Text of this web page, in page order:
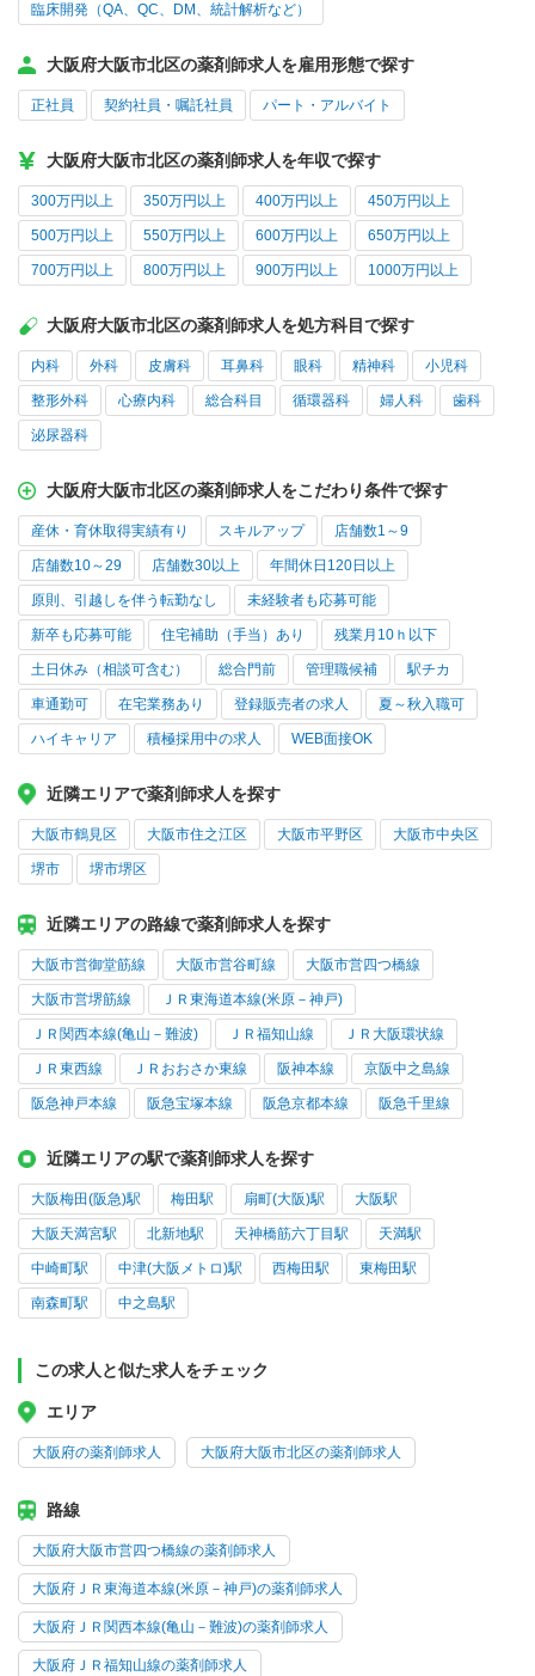
臨床開発（QA、QC、DM、統計解析など）
大阪府大阪市北区の薬剤師求人を雇用形態で探す
正社員 契約社員・嘱託社員 パート・アルバイト
大阪府大阪市北区の薬剤師求人を年収で探す
300万円以上 350万円以上 400万円以上 450万円以上
500万円以上 550万円以上 600万円以上 650万円以上
700万円以上 800万円以上 900万円以上 1000万円以上
大阪府大阪市北区の薬剤師求人を処方科目で探す
内科 外科 皮膚科 耳鼻科 眼科 精神科 小児科
整形外科 心療内科 総合科目 循環器科 婦人科 歯科
泌尿器科
大阪府大阪市北区の薬剤師求人をこだわり条件で探す
産休・育休取得実績有り スキルアップ 店舗数1～9
店舗数10～29 店舗数30以上 年間休日120日以上
原則、引越しを伴う転勤なし 未経験者も応募可能
新卒も応募可能 住宅補助（手当）あり 残業月10ｈ以下
土日休み（相談可含む） 総合門前 管理職候補 駅チカ
車通勤可 在宅業務あり 登録販売者の求人 夏～秋入職可
ハイキャリア 積極採用中の求人 WEB面接OK
近隣エリアで薬剤師求人を探す
大阪市鶴見区 大阪市住之江区 大阪市平野区 大阪市中央区
堺市 堺市堺区
近隣エリアの路線で薬剤師求人を探す
大阪市営御堂筋線 大阪市営谷町線 大阪市営四つ橋線
大阪市営堺筋線 ＪＲ東海道本線(米原－神戸)
ＪＲ関西本線(亀山－難波) ＪＲ福知山線 ＪＲ大阪環状線
ＪＲ東西線 ＪＲおおさか東線 阪神本線 京阪中之島線
阪急神戸本線 阪急宝塚本線 阪急京都本線 阪急千里線
近隣エリアの駅で薬剤師求人を探す
大阪梅田(阪急)駅 梅田駅 扇町(大阪)駅 大阪駅
大阪天満宮駅 北新地駅 天神橋筋六丁目駅 天満駅
中崎町駅 中津(大阪メトロ)駅 西梅田駅 東梅田駅
南森町駅 中之島駅
この求人と似た求人をチェック
エリア
大阪府の薬剤師求人 大阪府大阪市北区の薬剤師求人
路線
大阪府大阪市営四つ橋線の薬剤師求人
大阪府ＪＲ東海道本線(米原－神戸)の薬剤師求人
大阪府ＪＲ関西本線(亀山－難波)の薬剤師求人
大阪府ＪＲ福知山線の薬剤師求人